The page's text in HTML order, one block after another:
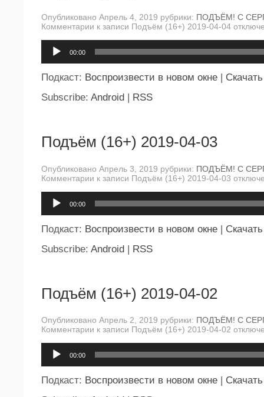
Опубликовано Апрель 4, 2019 рубрики: ПОДЪЁМ! С
Комментарии к записи Подъём (16+) 2019-04-04
00:00
Подкаст: Воспроизвести в новом окне
Скачать
Subscribe: Android RSS
Подъём (16+) 2019-04-03
Опубликовано Апрель 3, 2019 рубрики: ПОДЪЁМ! С
Комментарии к записи Подъём (16+) 2019-04-03
00:00
Подкаст: Воспроизвести в новом окне | Скачать
Subscribe: Android | RSS
Подъём (16+) 2019-04-02
Опубликовано Апрель 2, 2019 рубрики: ПОДЪЁМ! С
Комментарии к записи Подъём (16+) 2019-04-02
00:00
Подкаст: Воспроизвести в новом окне
Скачать